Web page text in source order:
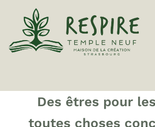
Des êtres pour
toutes choses